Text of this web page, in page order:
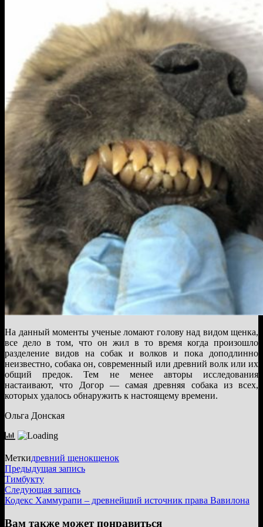
На данный моменты ученые ломают голову над видом щенка,
все дело в том, что он жил в то время когда произошло
разделение видов на собак и волков и пока доподлинно
неизвестно, собака он, современный или древний волк или их
общий предок. Тем не менее авторы исследования
настаивают, что Догор — самая древняя собака из всех,
которых удалось обнаружить к настоящему времени.
Ольга Донская
Меткидревний щенокщенок
Навигация
по
записям
Предыдущая записьПредыдущая
Тимбукту
Следующая записьСледующая
запись:
Кодекс Хаммурапи – древнейший источник права Вавилона
Вам также может понравиться